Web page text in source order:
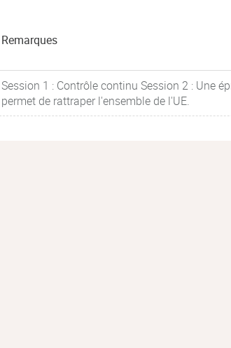
Remarques
Session 1 : Contrôle continu Session 2 : Une
permet de rattraper l'ensemble de l'UE.